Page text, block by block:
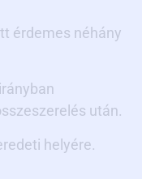
érdemes néhány
után.
helyére.